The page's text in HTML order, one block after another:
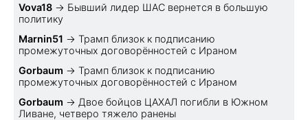
Vova18 → Бывший лидер ШАС вернется в большую
политику
Marnin51 → Трамп близок к подписанию
промежуточных договорённостей с Ираном
Gorbaum → Трамп близок к подписанию
промежуточных договорённостей с Ираном
Gorbaum → Двое бойцов ЦАХАЛ погибли в Южном
Ливане, четверо тяжело ранены